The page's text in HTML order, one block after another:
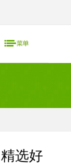
选好